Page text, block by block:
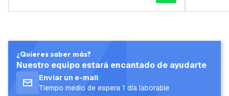
¿Quieres saber más?
Nuestro equipo estará encantado de ayudarte
Enviar un e-mail
Tiempo medio de espera 1 día laborable